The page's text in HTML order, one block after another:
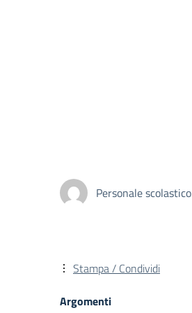
Personale scolastico
Stampa / Condividi
Argomenti